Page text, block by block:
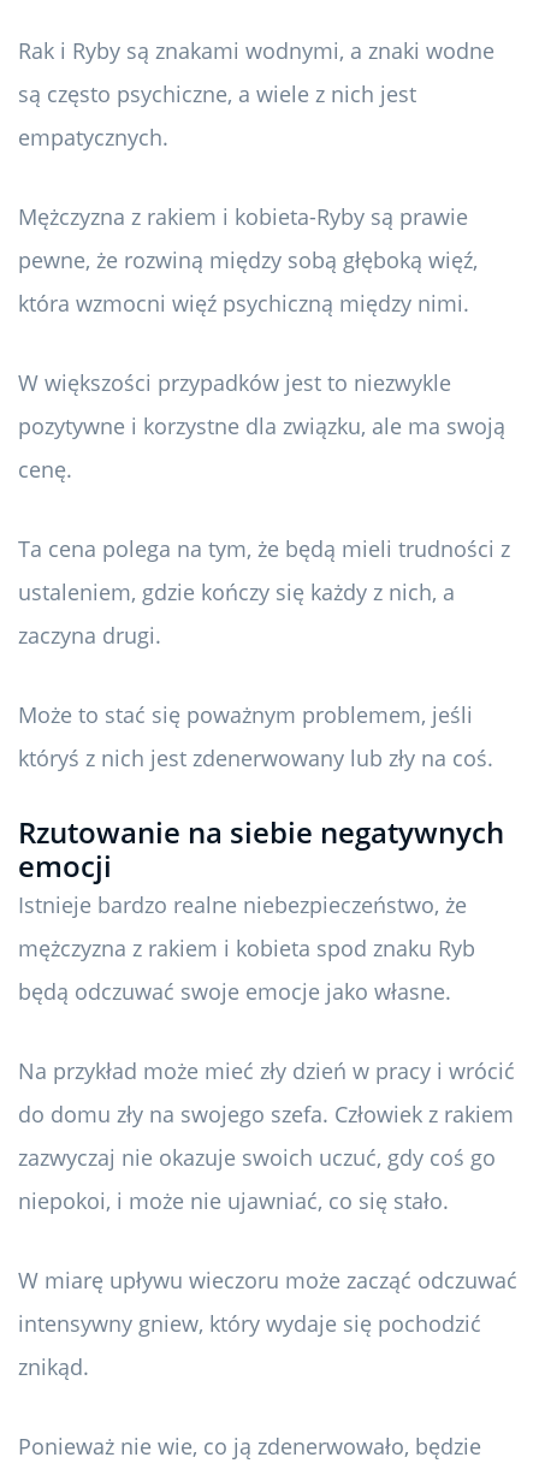
Rak i Ryby są znakami wodnymi, a znaki wodne
są często psychiczne, a wiele z nich jest
empatycznych.
Mężczyzna z rakiem i kobieta-Ryby są prawie
pewne, że rozwiną między sobą głęboką więź,
która wzmocni więź psychiczną między nimi.
W większości przypadków jest to niezwykle
pozytywne i korzystne dla związku, ale ma swoją
cenę.
Ta cena polega na tym, że będą mieli trudności z
ustaleniem, gdzie kończy się każdy z nich, a
zaczyna drugi.
Może to stać się poważnym problemem, jeśli
któryś z nich jest zdenerwowany lub zły na coś.
Rzutowanie na siebie negatywnych
emocji
Istnieje bardzo realne niebezpieczeństwo, że
mężczyzna z rakiem i kobieta spod znaku Ryb
będą odczuwać swoje emocje jako własne.
Na przykład może mieć zły dzień w pracy i wrócić
do domu zły na swojego szefa. Człowiek z rakiem
zazwyczaj nie okazuje swoich uczuć, gdy coś go
niepokoi, i może nie ujawniać, co się stało.
W miarę upływu wieczoru może zacząć odczuwać
intensywny gniew, który wydaje się pochodzić
znikąd.
Ponieważ nie wie, co ją zdenerwowało, będzie